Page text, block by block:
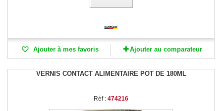
Ajouter à mes favoris Ajouter au comparateur
VERNIS CONTACT ALIMENTAIRE POT DE 180ML
Réf : 474216